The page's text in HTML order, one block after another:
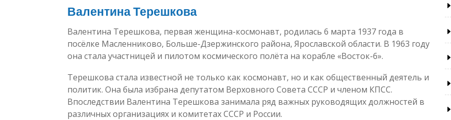
Валентина Терешкова
Валентина Терешкова, первая женщина-космонавт, родилась 6 марта 1937 года в
посёлке Масленниково, Больше-Дзержинского района, Ярославской области. В 1963 году
она стала участницей и пилотом космического полёта на корабле «Восток-6».
Терешкова стала известной не только как космонавт, но и как общественный деятель и
политик. Она была избрана депутатом Верховного Совета СССР и членом КПСС.
Впоследствии Валентина Терешкова занимала ряд важных руководящих должностей в
различных организациях и комитетах СССР и России.